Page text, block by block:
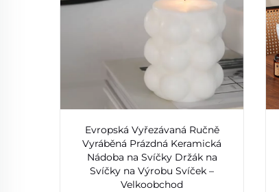
Evropská Vyřezávaná Ručně
Vyráběná Prázdná Keramická
Nádoba na Svíčky Držák na
Svíčky na Výrobu Svíček –
Velkoobchod